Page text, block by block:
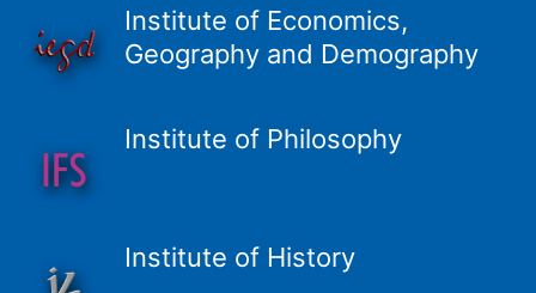
Institute of Economics,
Geography and Demography
Institute of Philosophy
Institute of History